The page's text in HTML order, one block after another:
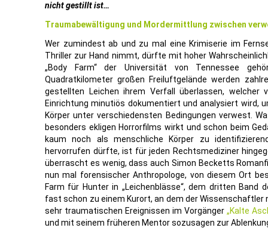
nicht gestillt ist…
Traumabewältigung und Mordermittlung zwischen
Wer zumindest ab und zu mal eine Krimiserie im
Thriller zur Hand nimmt, dürfte mit hoher
„Body Farm“ der Universität von Tennessee
Quadratkilometer großen Freiluftgelände werden
gestellten Leichen ihrem Verfall überlassen, welcher
Einrichtung minutiös dokumentiert und analysiert wird,
Körper unter verschiedensten Bedingungen verwest.
besonders ekligen Horrorfilms wirkt und schon beim
kaum noch als menschliche Körper zu
hervorrufen dürfte, ist für jeden Rechtsmediziner
überrascht es wenig, dass auch Simon Becketts
nun mal forensischer Anthropologe, von diesem Ort
Farm für Hunter in „Leichenblässe“, dem dritten Band
fast schon zu einem Kurort, an dem der
sehr traumatischen Ereignissen im Vorgänger „Kalte
und mit seinem früheren Mentor sozusagen zur